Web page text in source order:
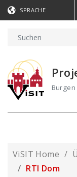
SPRACHE
ViSIT Home
RTI Dom